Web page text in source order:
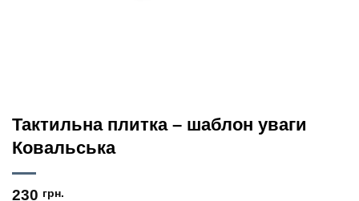
Тактильна плитка – шаблон уваги
Ковальська
230 грн.